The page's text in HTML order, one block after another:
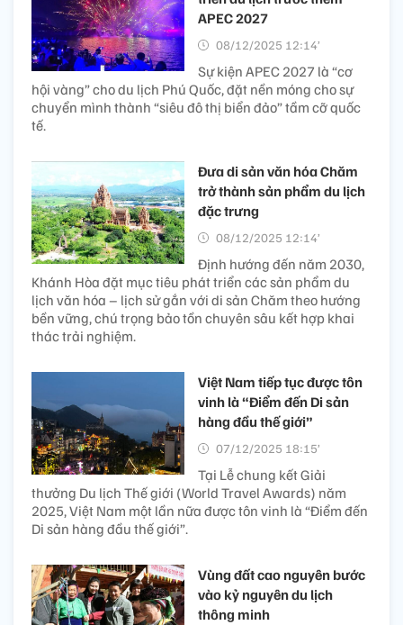
APEC 2027
08/12/2025 12:14’
Sự kiện APEC 2027 là “cơ
hội vàng” cho du lịch Phú Quốc, đặt nền móng cho sự
chuyển mình thành “siêu đô thị biển đảo” tầm cỡ quốc
tế.
Đưa di sản văn hóa Chăm
trở thành sản phẩm du lịch
đặc trưng
08/12/2025 12:14’
Định hướng đến năm 2030,
Khánh Hòa đặt mục tiêu phát triển các sản phẩm du
lịch văn hóa – lịch sử gắn với di sản Chăm theo hướng
bền vững, chú trọng bảo tồn chuyên sâu kết hợp khai
thác trải nghiệm.
Việt Nam tiếp tục được tôn
vinh là “Điểm đến Di sản
hàng đầu thế giới”
07/12/2025 18:15’
Tại Lễ chung kết Giải
thưởng Du lịch Thế giới (World Travel Awards) năm
2025, Việt Nam một lần nữa được tôn vinh là “Điểm đến
Di sản hàng đầu thế giới”.
Vùng đất cao nguyên bước
vào kỷ nguyên du lịch
thông minh